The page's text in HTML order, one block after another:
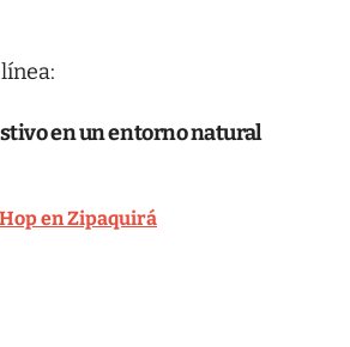
en un entorno natural
en Zipaquirá